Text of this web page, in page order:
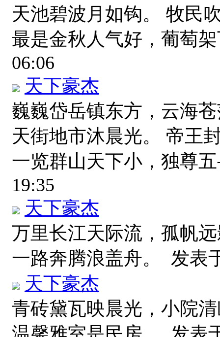
天池碧波月如钩。 牧民
最是金秋人气好，葡萄
06:06
天下豪杰
巍巍岱岳镇东方，云海
天街地市沐晨光。 帝王
一览群山天下小，独尊
19:35
天下豪杰
万里长江天际流，孤帆
一路奔腾浪盖舟。 发表
天下豪杰
青砖黛瓦映晨光，小院